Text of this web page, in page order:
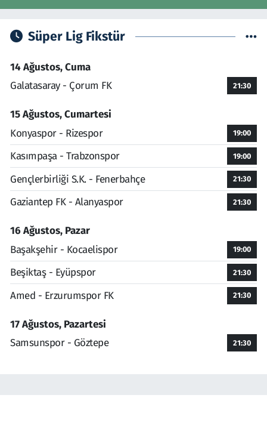
Süper Lig Fikstür
14 Ağustos, Cuma
Galatasaray - Çorum FK
21:30
15 Ağustos, Cumartesi
Konyaspor - Rizespor
19:00
Kasımpaşa - Trabzonspor 19:00
Gençlerbirliği S.K. - Fenerbahçe 21:30
Gaziantep FK - Alanyaspor 21:30
16 Ağustos, Pazar
Başakşehir - Kocaelispor
19:00
Beşiktaş - Eyüpspor 21:30
Amed - Erzurumspor FK 21:30
17 Ağustos, Pazartesi
Samsunspor - Göztepe
21:30